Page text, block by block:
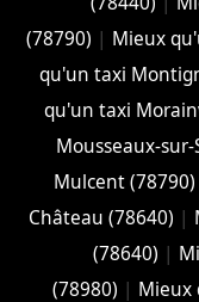
(78790) | Mieux
qu'un taxi
qu'un taxi
Mousseaux-
Mulcent (78790)
Château (78640) |
(78640) |
(78980) | Mieux